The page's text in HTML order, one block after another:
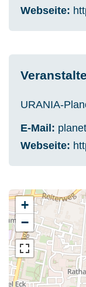
Webseite
URANIA-
E-Mail
Webseite
+
−